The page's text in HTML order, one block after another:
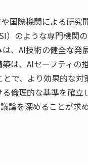
国際機関による研究
）のような専門機関
、AI技術の健全な発
は、AIセーフティの
で、より効果的な対
倫理的な基準を確
論を深めることが求